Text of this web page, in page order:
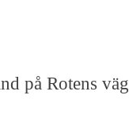
på Rotens väg